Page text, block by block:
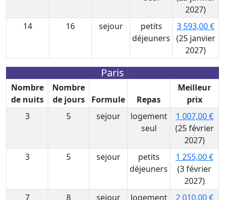
2027)
14
16 sejour
petits
déjeuners
3 593,00 €
(25 janvier
2027)
Paris
Nombre
de nuits
Nombre
de jours
Formule Repas
Meilleur
prix
3
5 sejour
logement
seul
1 007,00 €
(25 février
2027)
3
5 sejour
petits
déjeuners
1 255,00 €
(3 février
2027)
7
8 sejour logement 2 010,00 €